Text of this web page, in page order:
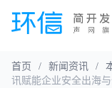
首页 / 新闻资讯 /
讯赋能企业安全出海